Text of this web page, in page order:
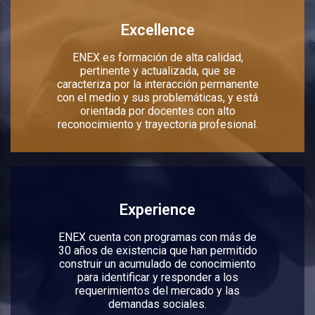
Excellence
ENEX es formación de alta calidad,
pertinente y actualizada, que se
caracteriza por la interacción permanente
con el medio y sus problemáticas, y está
orientada por docentes con alto
reconocimiento y trayectoria profesional.
Experience
ENEX cuenta con programas con más de
30 años de existencia que han permitido
construir un acumulado de conocimiento
para identificar y responder a los
requerimientos del mercado y las
demandas sociales.